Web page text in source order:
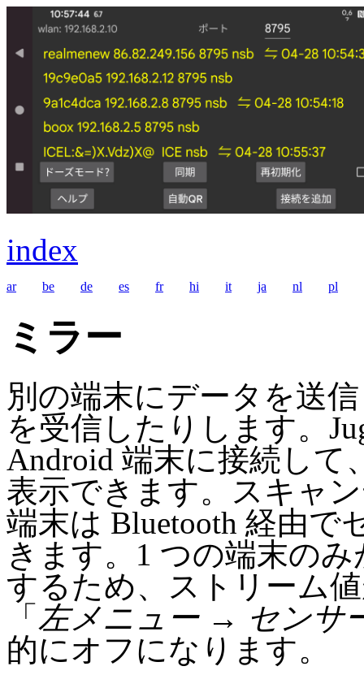
index
ar be de es fr hi it ja nl pl
ミラー
別の端末にデータを送
を受信したりします。
Android 端末に接続し
表示できます。スキャ
端末は Bluetooth 経由で
きます。1 つの端末の
するため、ストリーム
「 左メニュー → センサ
的にオフになります。